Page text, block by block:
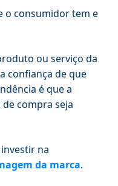
o consumidor tem e
ou serviço da
confiança de que
é que a
compra seja
na
da marca.